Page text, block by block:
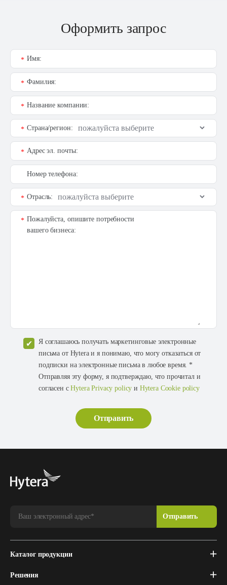
Оформить запрос
Имя:
*
Фамилия:
*
Название компании:
*
Страна/регион:
*
Адрес эл. почты:
*
Номер телефона:
Отрасль:
*
Пожалуйста, опишите потребности
вашего бизнеса:
*
Я соглашаюсь получать маркетинговые электронные
письма от Hytera и я понимаю, что могу отказаться от
подписки на электронные письма в любое время. *
Отправляя эту форму, я подтверждаю, что прочитал и
согласен сHytera Privacy policy и Hytera Cookie policy
Каталог продукции
Решения